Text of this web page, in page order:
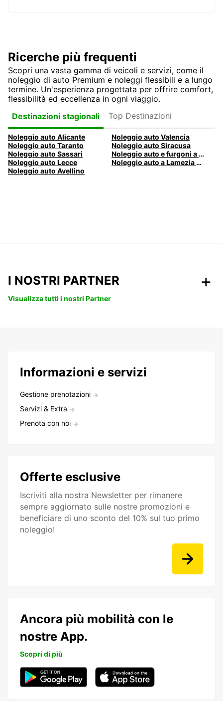
Ricerche più frequenti
Scopri una vasta gamma di veicoli e servizi, come il
noleggio di auto Premium e noleggi flessibili e a lungo
termine. Un'esperienza progettata per offrire comfort,
flessibilità ed eccellenza in ogni viaggio.
Destinazioni stagionali
Top Destinazioni
Noleggio auto Alicante
Noleggio auto Valencia
Noleggio auto Taranto
Noleggio auto Siracusa
Noleggio auto Sassari
Noleggio auto e furgoni a Pescara
Noleggio auto Lecce
Noleggio auto a Lamezia Terme, Italia
Noleggio auto Avellino
I NOSTRI PARTNER
Visualizza tutti i nostri Partner
Informazioni e servizi
Gestione prenotazioni
Servizi & Extra
Prenota con noi
Offerte esclusive
Iscriviti alla nostra Newsletter per rimanere
sempre aggiornato sulle nostre promozioni e
beneficiare di uno sconto del 10% sul tuo primo
noleggio!
Ancora più mobilità con le
nostre App.
Scopri di più